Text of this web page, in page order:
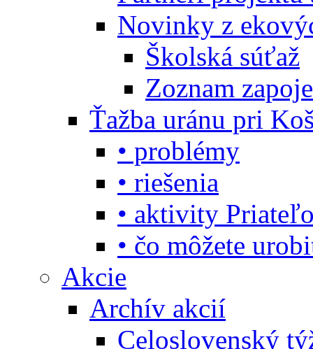
Novinky z
Školská súťaž
Zoznam
Ťažba uránu pri
• problémy
• riešenia
• aktivity
• čo môžete
Akcie
Archív akcií
Celoslovenský